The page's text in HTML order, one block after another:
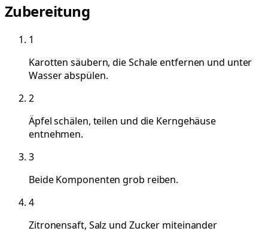
Zubereitung
1
Karotten säubern, die Schale entfernen und unter
Wasser abspülen.
2
Äpfel schälen, teilen und die Kerngehäuse
entnehmen.
3
Beide Komponenten grob reiben.
4
Zitronensaft, Salz und Zucker miteinander